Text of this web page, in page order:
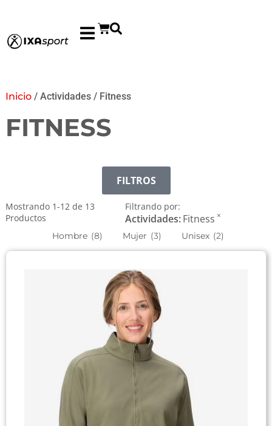
Inicio/ Actividades / Fitness
FITNESS
FILTROS
Mostrando 1-12de 13
Productos
Filtrando por:
Actividades: Fitness ×
Hombre (8) Mujer (3) Unisex (2)